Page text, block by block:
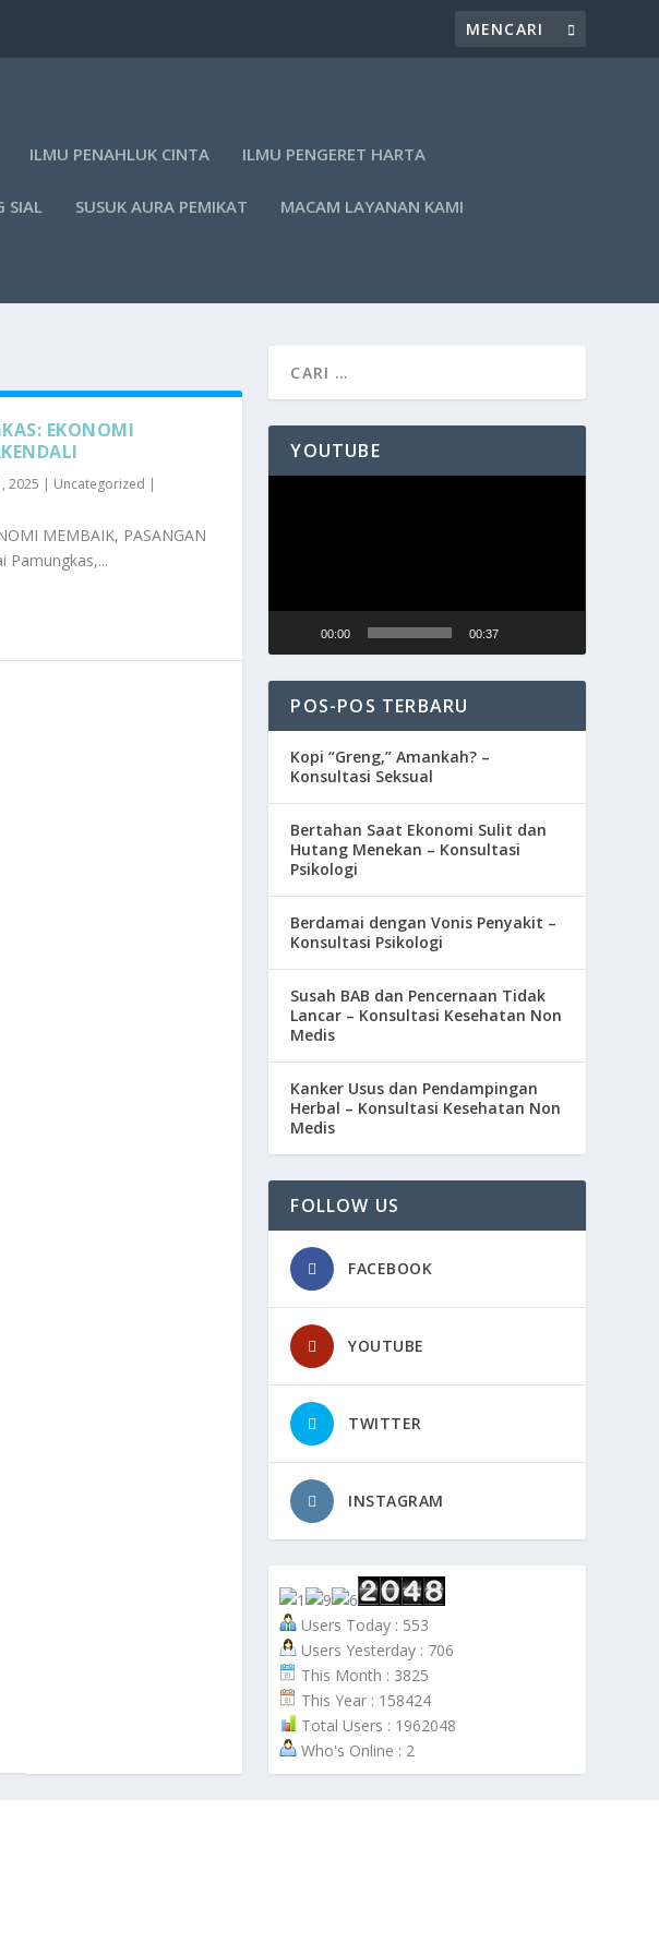
ILMU PENAHLUK CINTA ILMU PENGERET HARTA
SIAL SUSUK AURA PEMIKAT MACAM LAYANAN KAMI
EKONOMI
2025 | Uncategorized |
MEMBAIK, PASANGAN
Pamungkas,...
YOUTUBE
00:00 00:37
POS-POS TERBARU
Kopi “Greng,” Amankah? –
Konsultasi Seksual
Bertahan Saat Ekonomi Sulit dan
Hutang Menekan – Konsultasi
Psikologi
Berdamai dengan Vonis Penyakit –
Konsultasi Psikologi
Susah BAB dan Pencernaan Tidak
Lancar – Konsultasi Kesehatan Non
Medis
Kanker Usus dan Pendampingan
Herbal – Konsultasi Kesehatan Non
Medis
FOLLOW US
FACEBOOK
YOUTUBE
TWITTER
INSTAGRAM
Users Today : 553
Users Yesterday : 706
This Month : 3825
This Year : 158424
Total Users : 1962048
Who's Online : 2